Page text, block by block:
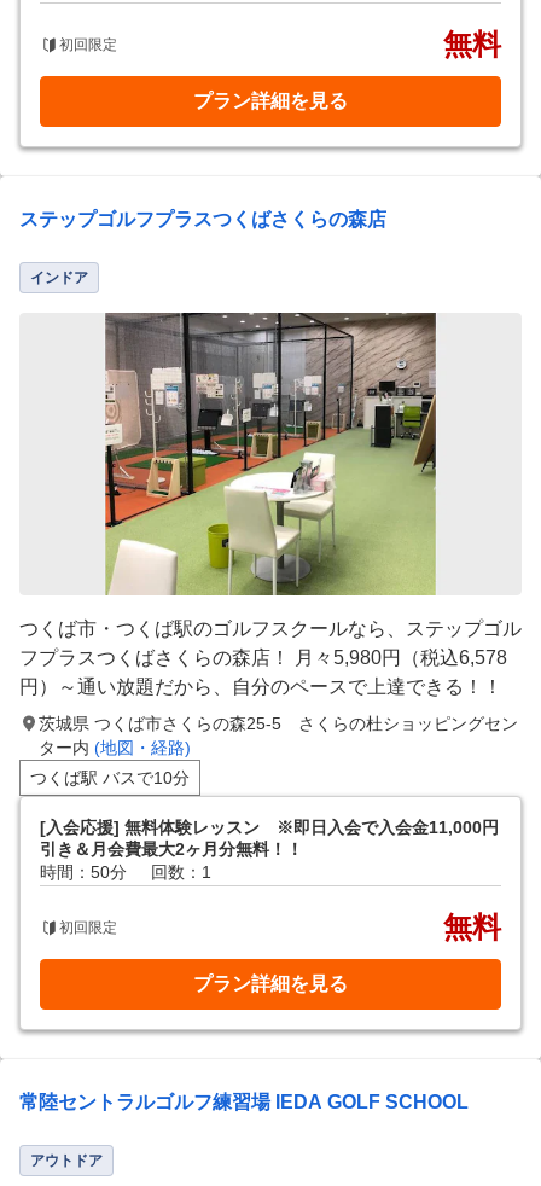
初回限定 無料
プラン詳細を見る
ステップゴルフプラスつくばさくらの森店
インドア
つくば市・つくば駅のゴルフスクールなら、ステップゴル
フプラスつくばさくらの森店！ 月々5,980円（税込6,578
円）～通い放題だから、自分のペースで上達できる！！
茨城県 つくば市さくらの森25-5 さくらの杜ショッピングセン
ター内 (地図・経路)
つくば駅 バスで10分
[入会応援] 無料体験レッスン ※即日入会で入会金11,000円
引き＆月会費最大2ヶ月分無料！！
時間：50分
回数：1
初回限定 無料
プラン詳細を見る
常陸セントラルゴルフ練習場 IEDA GOLF SCHOOL
アウトドア